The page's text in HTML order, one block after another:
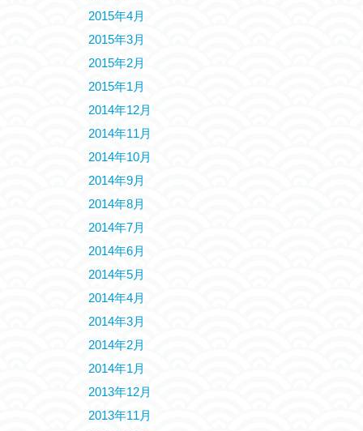
2015年4月
2015年3月
2015年2月
2015年1月
2014年12月
2014年11月
2014年10月
2014年9月
2014年8月
2014年7月
2014年6月
2014年5月
2014年4月
2014年3月
2014年2月
2014年1月
2013年12月
2013年11月